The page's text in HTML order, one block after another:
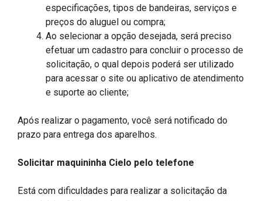
especificações, tipos de bandeiras, serviços e
preços do aluguel ou compra;
Ao selecionar a opção desejada, será preciso
efetuar um cadastro para concluir o processo de
solicitação, o qual depois poderá ser utilizado
para acessar o site ou aplicativo de atendimento
e suporte ao cliente;
Após realizar o pagamento, você será notificado do
prazo para entrega dos aparelhos.
Solicitar maquininha Cielo pelo telefone
Está com dificuldades para realizar a solicitação da